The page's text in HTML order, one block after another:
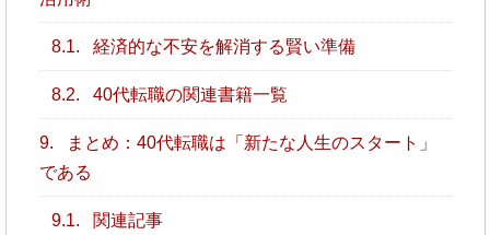
8.1. 経済的な不安を解消する賢い準備
8.2. 40代転職の関連書籍一覧
9.
まとめ：40代転職は「新たな人生のスタート」
である
9.1. 関連記事